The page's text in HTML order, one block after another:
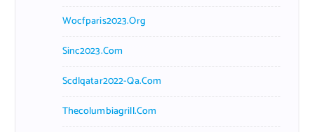
Wocfparis2023.org
Sinc2023.com
Scdlqatar2022-Qa.com
Thecolumbiagrill.com